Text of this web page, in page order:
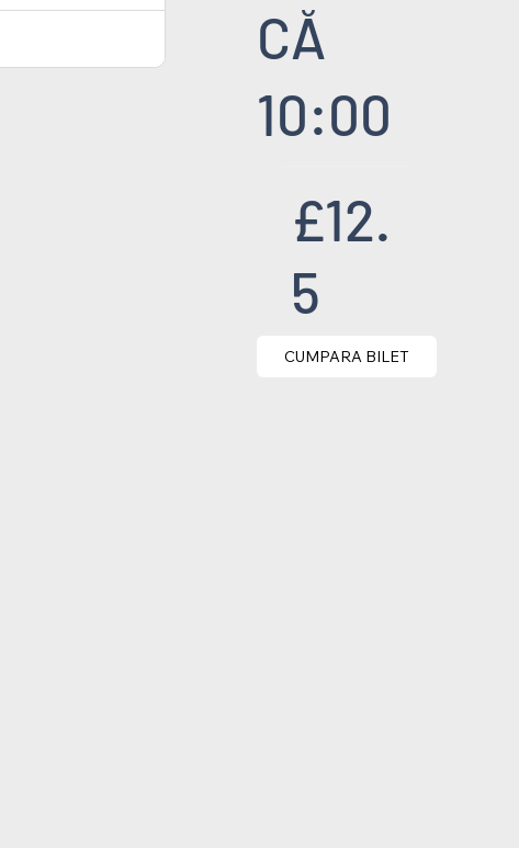
CĂ
10:00
£12.
5
CUMPARA BILET